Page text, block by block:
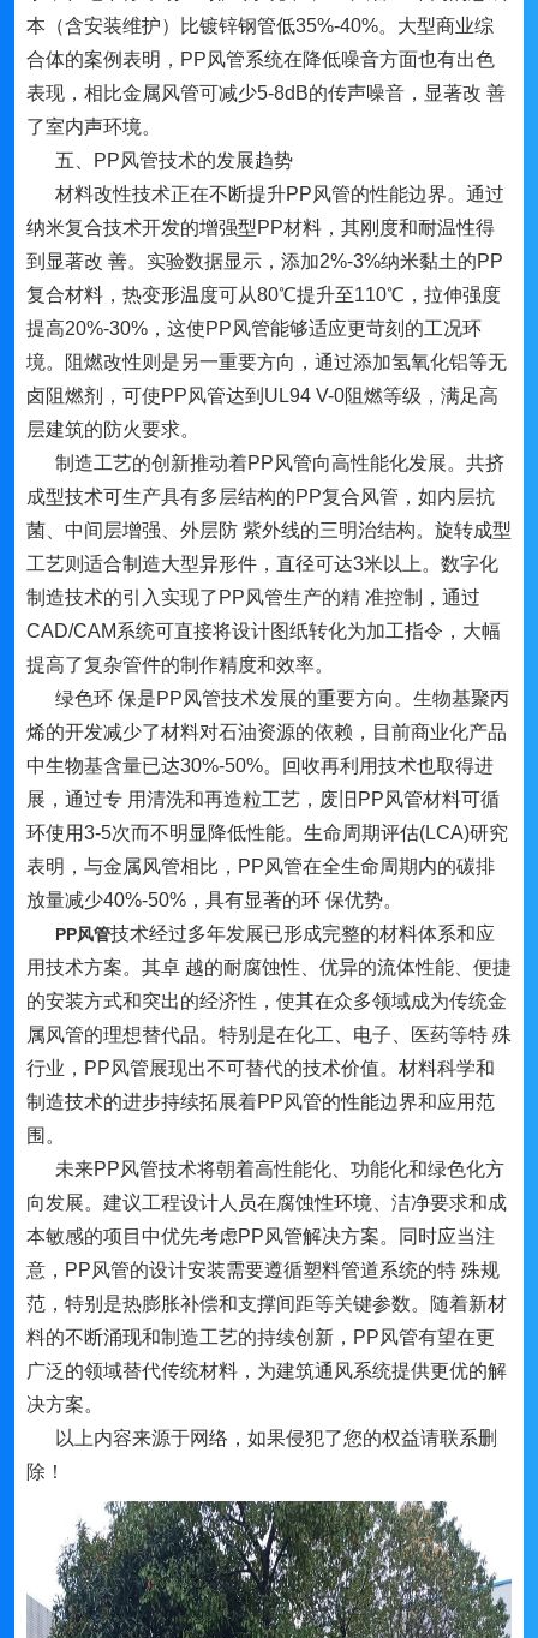
本（含安装维护）比镀锌钢管低35%-40%。大型商业综
合体的案例表明，PP风管系统在降低噪音方面也有出色
表现，相比金属风管可减少5-8dB的传声噪音，显著改 善
了室内声环境。
五、PP风管技术的发展趋势
材料改性技术正在不断提升PP风管的性能边界。通过
纳米复合技术开发的增强型PP材料，其刚度和耐温性得
到显著改 善。实验数据显示，添加2%-3%纳米黏土的PP
复合材料，热变形温度可从80℃提升至110℃，拉伸强度
提高20%-30%，这使PP风管能够适应更苛刻的工况环
境。阻燃改性则是另一重要方向，通过添加氢氧化铝等无
卤阻燃剂，可使PP风管达到UL94 V-0阻燃等级，满足高
层建筑的防火要求。
制造工艺的创新推动着PP风管向高性能化发展。共挤
成型技术可生产具有多层结构的PP复合风管，如内层抗
菌、中间层增强、外层防 紫外线的三明治结构。旋转成型
工艺则适合制造大型异形件，直径可达3米以上。数字化
制造技术的引入实现了PP风管生产的精 准控制，通过
CAD/CAM系统可直接将设计图纸转化为加工指令，大幅
提高了复杂管件的制作精度和效率。
绿色环 保是PP风管技术发展的重要方向。生物基聚丙
烯的开发减少了材料对石油资源的依赖，目前商业化产品
中生物基含量已达30%-50%。回收再利用技术也取得进
展，通过专 用清洗和再造粒工艺，废旧PP风管材料可循
环使用3-5次而不明显降低性能。生命周期评估(LCA)研究
表明，与金属风管相比，PP风管在全生命周期内的碳排
放量减少40%-50%，具有显著的环 保优势。
PP风管技术经过多年发展已形成完整的材料体系和应
用技术方案。其卓 越的耐腐蚀性、优异的流体性能、便捷
的安装方式和突出的经济性，使其在众多领域成为传统金
属风管的理想替代品。特别是在化工、电子、医药等特 殊
行业，PP风管展现出不可替代的技术价值。材料科学和
制造技术的进步持续拓展着PP风管的性能边界和应用范
围。
未来PP风管技术将朝着高性能化、功能化和绿色化方
向发展。建议工程设计人员在腐蚀性环境、洁净要求和成
本敏感的项目中优先考虑PP风管解决方案。同时应当注
意，PP风管的设计安装需要遵循塑料管道系统的特 殊规
范，特别是热膨胀补偿和支撑间距等关键参数。随着新材
料的不断涌现和制造工艺的持续创新，PP风管有望在更
广泛的领域替代传统材料，为建筑通风系统提供更优的解
决方案。
以上内容来源于网络，如果侵犯了您的权益请联系删
除！